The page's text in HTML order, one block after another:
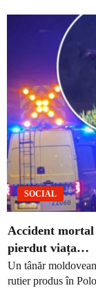
SOCIAL
Accident
pierdut viața…
Un tânăr
rutier produs în